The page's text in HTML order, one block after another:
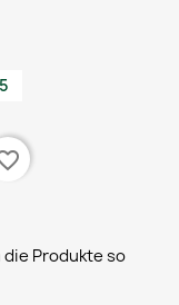
Produkte so